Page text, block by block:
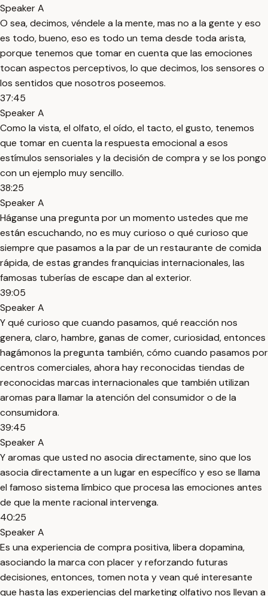
Speaker A
O sea, decimos, véndele a la mente, mas no a la gente y eso
es todo, bueno, eso es todo un tema desde toda arista,
porque tenemos que tomar en cuenta que las emociones
tocan aspectos perceptivos, lo que decimos, los sensores o
los sentidos que nosotros poseemos.
37:45
Speaker A
Como la vista, el olfato, el oído, el tacto, el gusto, tenemos
que tomar en cuenta la respuesta emocional a esos
estímulos sensoriales y la decisión de compra y se los pongo
con un ejemplo muy sencillo.
38:25
Speaker A
Háganse una pregunta por un momento ustedes que me
están escuchando, no es muy curioso o qué curioso que
siempre que pasamos a la par de un restaurante de comida
rápida, de estas grandes franquicias internacionales, las
famosas tuberías de escape dan al exterior.
39:05
Speaker A
Y qué curioso que cuando pasamos, qué reacción nos
genera, claro, hambre, ganas de comer, curiosidad, entonces
hagámonos la pregunta también, cómo cuando pasamos por
centros comerciales, ahora hay reconocidas tiendas de
reconocidas marcas internacionales que también utilizan
aromas para llamar la atención del consumidor o de la
consumidora.
39:45
Speaker A
Y aromas que usted no asocia directamente, sino que los
asocia directamente a un lugar en específico y eso se llama
el famoso sistema límbico que procesa las emociones antes
de que la mente racional intervenga.
40:25
Speaker A
Es una experiencia de compra positiva, libera dopamina,
asociando la marca con placer y reforzando futuras
decisiones, entonces, tomen nota y vean qué interesante
que hasta las experiencias del marketing olfativo nos llevan a